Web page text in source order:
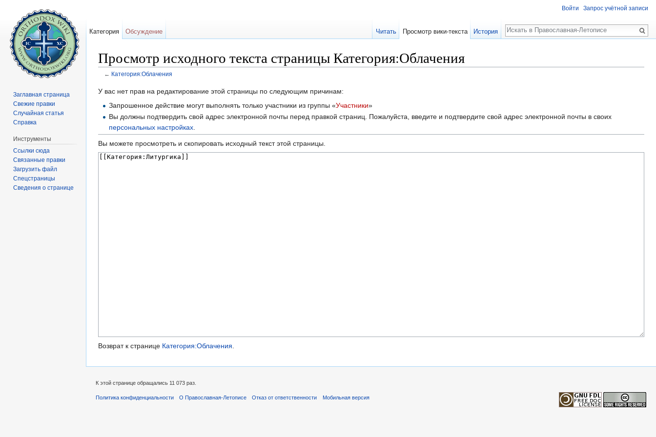
Просмотр исходного текста страницы Категория:Облачения
← Категория:Облачения
У вас нет прав на редактирование этой страницы по следующим причинам:
Запрошенное действие могут выполнять только участники из группы «Участники»
Вы должны подтвердить свой адрес электронной почты перед правкой страниц. Пожалуйста, введите и подтвердите свой адрес электронной почты в своих
персональных настройках
Вы можете просмотреть и скопировать исходный текст этой страницы.
Возврат к странице Категория:Облачения.
Войти Запрос учётной записи
Категория Обсуждение Читать Просмотр вики-текста История
Поиск
Заглавная страница
Свежие правки
Случайная статья
Справка
Инструменты
Ссылки сюда
Связанные правки
Загрузить файл
Спецстраницы
Сведения о странице
К этой странице обращались 11 073 раз.
Политика конфиденциальности О Православная-Летописе Отказ от ответственности Мобильная версия